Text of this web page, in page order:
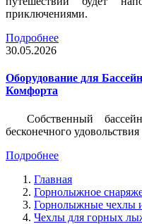
приключениями.
Подробнее
30.05.2026
Оборудование для
Комфорта
Собственный
бесконечного удовольствия
Подробнее
Главная
Горнолыжное
Горнолыжные чехлы
Чехлы для горных